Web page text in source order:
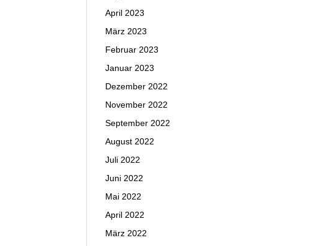
April 2023
März 2023
Februar 2023
Januar 2023
Dezember 2022
November 2022
September 2022
August 2022
Juli 2022
Juni 2022
Mai 2022
April 2022
März 2022